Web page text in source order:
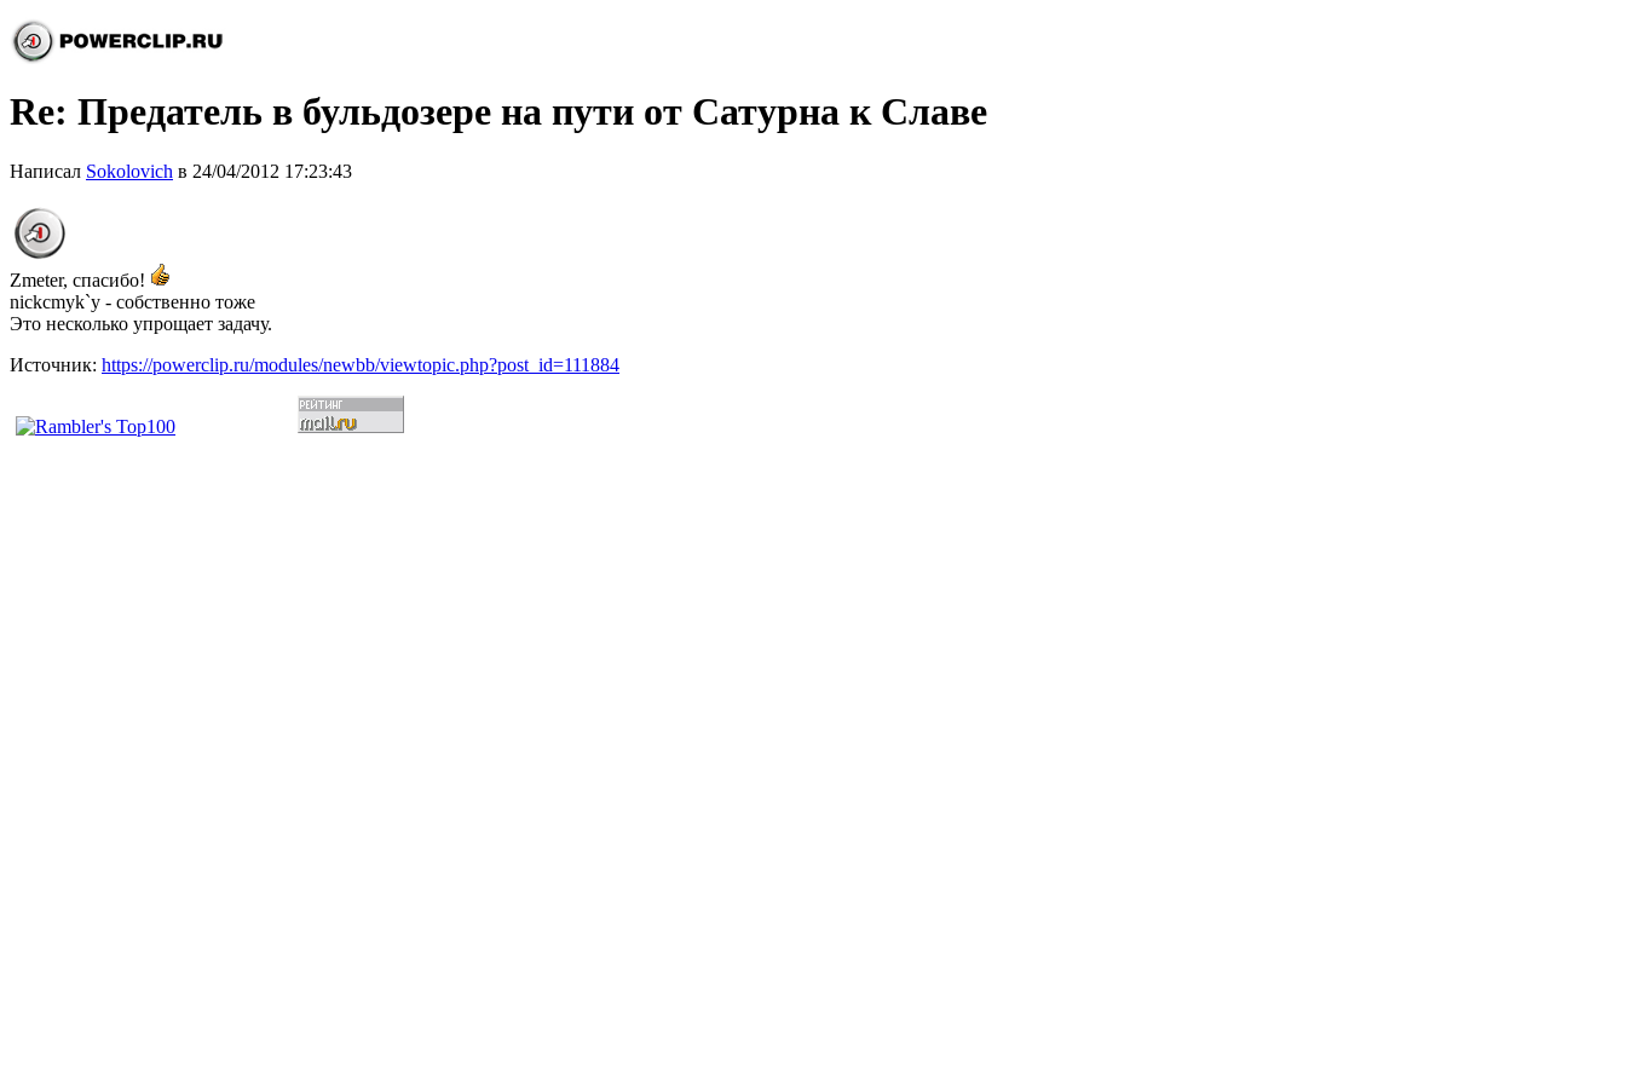
Re: Предатель в бульдозере на пути от Сатурна к Славе
Написал Sokolovich в 24/04/2012 17:23:43
Zmeter, спасибо!
nickcmyk`у - собственно тоже
Это несколько упрощает задачу.
Источник: https://powerclip.ru/modules/newbb/viewtopic.php?post_id=111884